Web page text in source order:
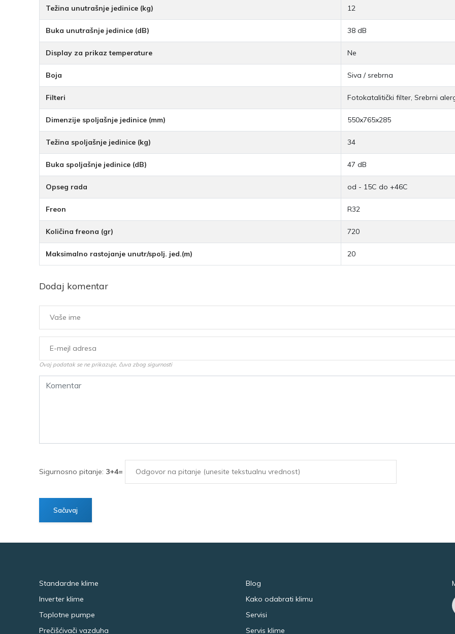
Težina unutrašnje jedinice (kg) 12
Buka unutrašnje jedinice (dB) 38 dB
Display za prikaz temperature Ne
Boja Siva / srebrna
Filteri Fotokatalitički filter, Srebrni
Dimenzije spoljašnje jedinice (mm) 550x765x285
Težina spoljašnje jedinice (kg) 34
Buka spoljašnje jedinice (dB) 47 dB
Opseg rada od - 15C do +46C
Freon R32
Količina freona (gr) 720
Maksimalno rastojanje unutr/spolj. jed.(m) 20
Dodaj komentar
Ovaj podatak se ne prikazuje, čuva zbog sigurnosti
Sigurnosno pitanje: 3+4=
Standardne klime
Inverter klime
Toplotne pumpe
Prečišćivači vazduha
Blog
Kako odabrati klimu
Servisi
Servis klime